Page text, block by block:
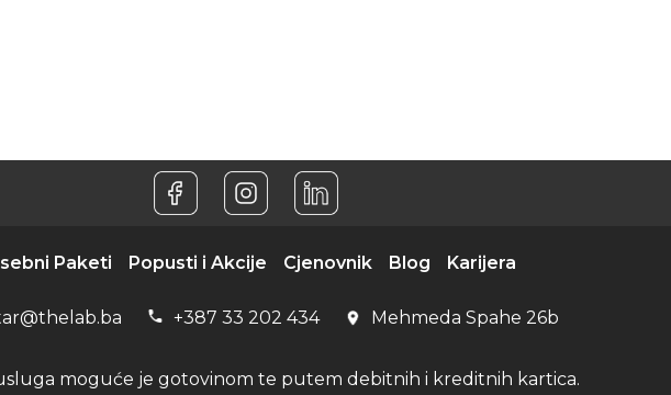
Paketi Popusti i Akcije Cjenovnik Blog Karijera
+387 33 202 434 Mehmeda Spahe 26b
moguće je gotovinom te putem debitnih i kreditnih kartica.